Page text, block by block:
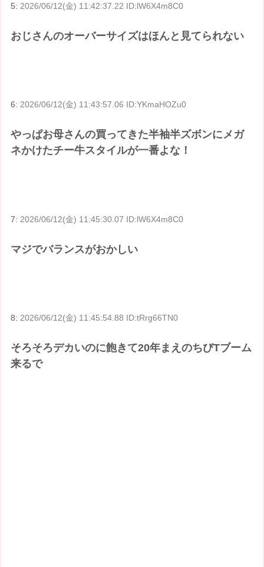
5: 2026/06/12(金) 11:42:37.22 ID:lW6X4m8C0
おじさんのオーバーサイズはほんと見てられない
6:2026/06/12(金) 11:43:57.06 ID:YKmaHOZu0
やっぱお母さんの買ってきた半袖半ズボンにメガ
ネかけたチー牛スタイルが一番よな！
7: 2026/06/12(金) 11:45:30.07 ID:lW6X4m8C0
マジでバランスがおかしい
8: 2026/06/12(金) 11:45:54.88 ID:tRrg66TN0
そろそろデカいのに飽きて20年まえのちびTブーム
来るで